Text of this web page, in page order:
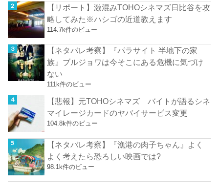
【リポート】激混みTOHOシネマズ日比谷を攻
略してみた※ハシゴの近道教えます
114.7k件のビュー
【ネタバレ考察】『パラサイト 半地下の家
族』ブルジョワは今そこにある危機に気づけ
ない
111k件のビュー
【悲報】元TOHOシネマズ バイトが語るシネ
マイレージカードのヤバイサービス変更
104.8k件のビュー
【ネタバレ考察】『漁港の肉子ちゃん』よく
よく考えたら恐ろしい映画では?
98.1k件のビュー